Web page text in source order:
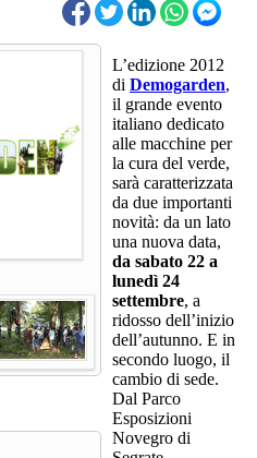
L’edizione 2012
di Demogarden,
il grande evento
italiano dedicato
alle macchine per
la cura del verde,
sarà caratterizzata
da due importanti
novità: da un lato
una nuova data,
da sabato 22 a
lunedì 24
settembre, a
ridosso dell’inizio
dell’autunno. E in
secondo luogo, il
cambio di sede.
Dal Parco
Esposizioni
Novegro di